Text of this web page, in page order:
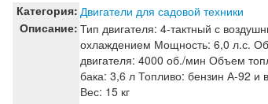
Категория: Двигатели для садовой техники
Описание: Тип двигателя: 4-тактный с
охлаждением Мощность: 6,0 л.с.
двигателя: 4000 об./мин Объем
бака: 3,6 л Топливо: бензин А-92 и
Вес: 15 кг